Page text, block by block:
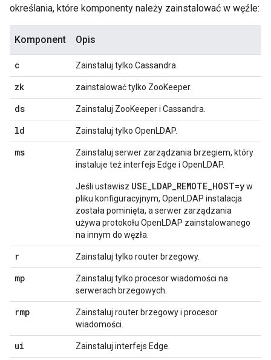
określania, które komponenty należy zainstalować w węźle:
Komponent Opis
c Zainstaluj tylko Cassandra.
zk zainstalować tylko ZooKeeper.
ds Zainstaluj ZooKeeper i Cassandra.
ld Zainstaluj tylko OpenLDAP.
ms
Zainstaluj serwer zarządzania brzegiem, który
instaluje też interfejs Edge i OpenLDAP.
Jeśli ustawisz USE_LDAP_REMOTE_HOST=yw
pliku konfiguracyjnym, OpenLDAP instalacja
została pominięta, a serwer zarządzania
używa protokołu OpenLDAP zainstalowanego
na innym do węzła.
r Zainstaluj tylko router brzegowy.
mp
Zainstaluj tylko procesor wiadomości na
serwerach brzegowych.
rmp
Zainstaluj router brzegowy i procesor
wiadomości.
ui Zainstaluj interfejs Edge.